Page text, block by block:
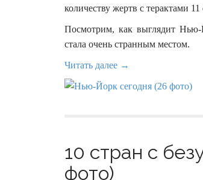
количеству жертв с терактами 11
Посмотрим, как выглядит Нью-
стала очень странным местом.
Читать далее →
10 стран с
фото)